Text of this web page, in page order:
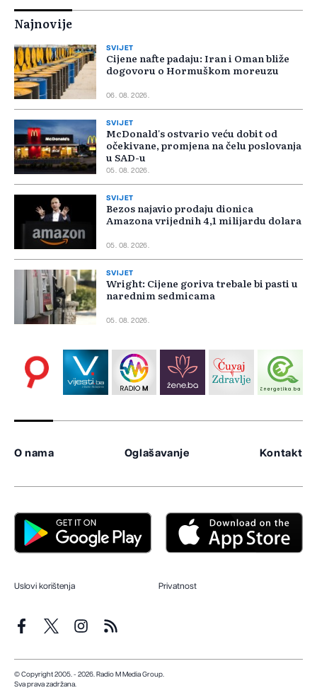
Najnovije
SVIJET
Cijene nafte padaju: Iran i Oman bliže
dogovoru o Hormuškom moreuzu
06. 08. 2026.
SVIJET
McDonald's ostvario veću dobit od
očekivane, promjena na čelu poslovanja
u SAD-u
05. 08. 2026.
SVIJET
Bezos najavio prodaju dionica
Amazona vrijednih 4,1 milijardu dolara
05. 08. 2026.
SVIJET
Wright: Cijene goriva trebale bi pasti u
narednim sedmicama
05. 08. 2026.
O nama Oglašavanje Kontakt
Uslovi korištenja Privatnost
© Copyright 2005. - 2026. Radio M Media Group.
Sva prava zadržana.